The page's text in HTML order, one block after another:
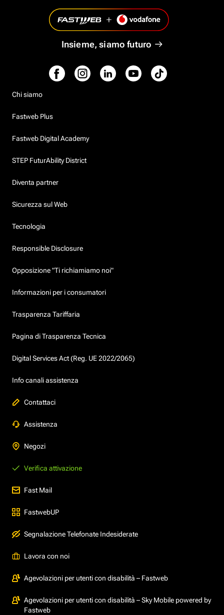
Insieme, siamo futuro
Chi siamo
Fastweb Plus
Fastweb Digital Academy
STEP FuturAbility District
Diventa partner
Sicurezza sul Web
Tecnologia
Responsible Disclosure
Opposizione "Ti richiamiamo noi"
Informazioni per i consumatori
Trasparenza Tariffaria
Pagina di Trasparenza Tecnica
Digital Services Act (Reg. UE 2022/2065)
Info canali assistenza
Contattaci
Assistenza
Negozi
Verifica attivazione
Fast Mail
FastwebUP
Segnalazione Telefonate Indesiderate
Lavora con noi
Agevolazioni per utenti con disabilità – Fastweb
Agevolazioni per utenti con disabilità – Sky Mobile powered by
Fastweb